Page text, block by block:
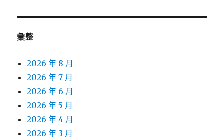
彙整
2026 年 8 月
2026 年 7 月
2026 年 6 月
2026 年 5 月
2026 年 4 月
2026 年 3 月